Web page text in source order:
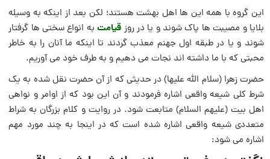
اين گروه با همه اين ها اهل بهشت هستند؛ لکن بعد از اينكه به وسیله
بلایا و مصیبت ها پاک شوند و یا در روز قیامتبه انواع سختی ها گرفتار
شوند و یا در طبقه اول جهنم معذب گردند تا اینکه ما آنان را به خاطر
محبتی که با ما داشته اند نجات می دهیم و به طرف خود مى ‏آوريم‏.
حضرت زهرا (سلام الله علیها) در حدیثی که از آن حضرت نقل شده به یک
شرط کلی شیعه واقعی اشاره فرمودند و آن این بود که از اوامر و نواهی
اهل بیت (علیهم السلام) متابعت شود. در روایت و کلام بزرگان به شراط
متعددی شیعه واقعی اشاره شده است که در اینجا به چند مورد مهم
اشاره می شود: